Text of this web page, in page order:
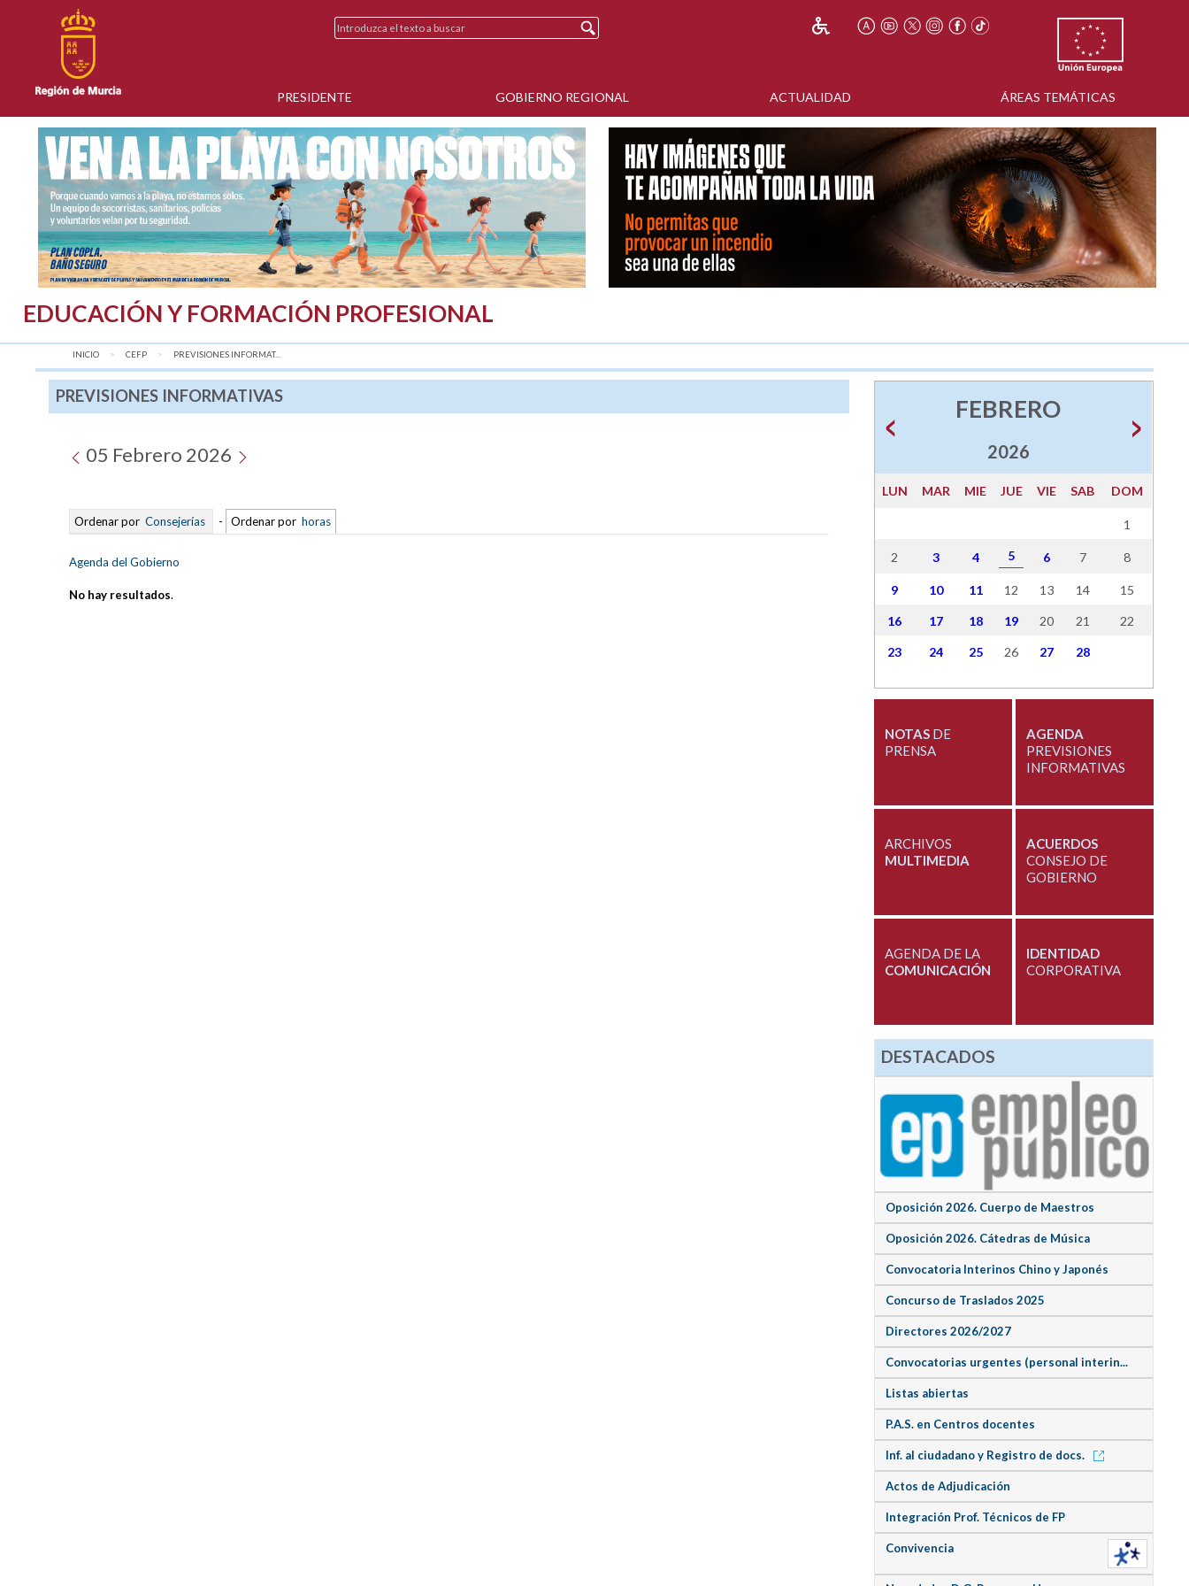
PRESIDENTE GOBIERNO REGIONAL ACTUALIDAD ÁREAS TEMÁTICAS
EDUCACIÓN Y FORMACIÓN PROFESIONAL
INICIO CEFP AQUÍ:
PREVISIONES INFORMAT...
PREVISIONES INFORMATIVAS
05 Febrero 2026
Ordenar por Consejerías - Ordenar por horas
Agenda del Gobierno
No hay resultados.
FEBRERO
2026
LUN MAR MIE JUE VIE SAB DOM
1
2 3 4 5 6 7 8
9 10 11 12 13 14 15
16 17 18 19 20 21 22
23 24 25 26 27 28
NOTASDE
PRENSA
AGENDA
PREVISIONES
INFORMATIVAS
ARCHIVOS
MULTIMEDIA
ACUERDOS
CONSEJO DE
GOBIERNO
AGENDA DE LA
COMUNICACIÓN
IDENTIDAD
CORPORATIVA
DESTACADOS
Oposición 2026. Cuerpo de Maestros
Oposición 2026. Cátedras de Música
Convocatoria Interinos Chino y Japonés
Concurso de Traslados 2025
Directores 2026/2027
Convocatorias urgentes (personal interin...
Listas abiertas
P.A.S. en Centros docentes
Inf. al ciudadano y Registro de docs.
Actos de Adjudicación
Integración Prof. Técnicos de FP
Convivencia